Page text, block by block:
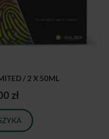
/ 2 X 50ML
zł